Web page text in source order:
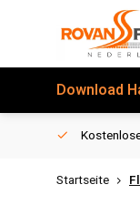
Download
Startseite